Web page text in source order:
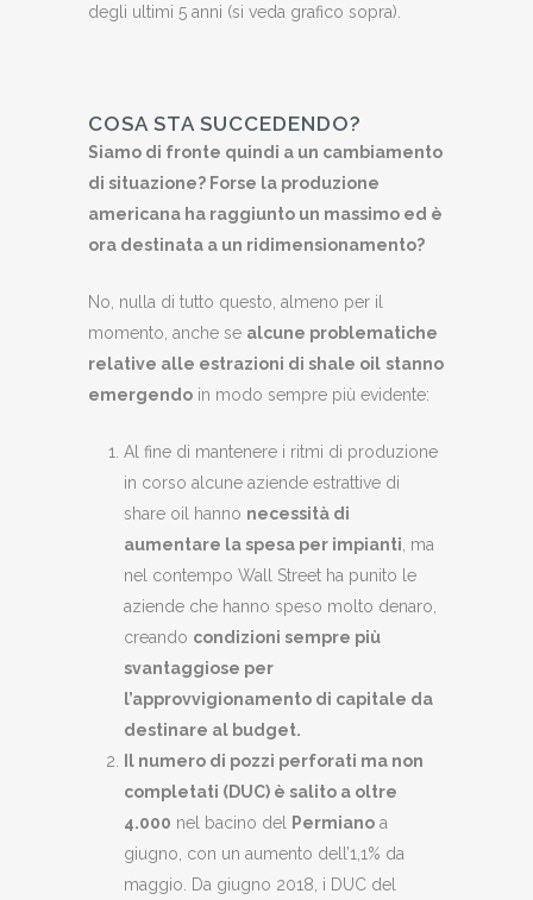
degli ultimi 5 anni (si veda grafico sopra).
COSA STA SUCCEDENDO?
Siamo di fronte quindi a un cambiamento
di situazione? Forse la produzione
americana ha raggiunto un massimo ed è
ora destinata a un ridimensionamento?
No, nulla di tutto questo, almeno per il
momento, anche se alcune problematiche
relative alle estrazioni di shale oil stanno
emergendo in modo sempre più evidente:
Al fine di mantenere i ritmi di produzione
in corso alcune aziende estrattive di
share oil hanno necessità di
aumentare la spesa per impianti , ma
nel contempo Wall Street ha punito le
aziende che hanno speso molto denaro,
creando condizioni sempre più
svantaggiose per
l’approvvigionamento di capitale da
destinare al budget.
Il numero di pozzi perforati ma non
completati (DUC) è salito a oltre
4.000 nel bacino del Permiano a
giugno, con un aumento dell’1,1% da
maggio. Da giugno 2018, i DUC del